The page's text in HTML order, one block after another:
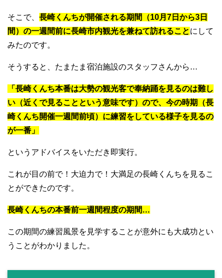
そこで、 長崎くんちが開催される期間（10月7日から3日
間）の一週間前に長崎市内観光を兼ねて訪れることにして
みたのです。
そうすると、たまたま宿泊施設のスタッフさんから…
「長崎くんち本番は大勢の観光客で奉納踊を見るのは難し
い（近くで見ることという意味です）ので、今の時期（長
崎くんち開催一週間前頃）に練習をしている様子を見るの
が一番」
というアドバイスをいただき即実行。
これが目の前で！大迫力で！大満足の長崎くんちを見るこ
とができたのです。
長崎くんちの本番前一週間程度の期間…
この期間の練習風景を見学することが意外にも大成功とい
うことがわかりました。